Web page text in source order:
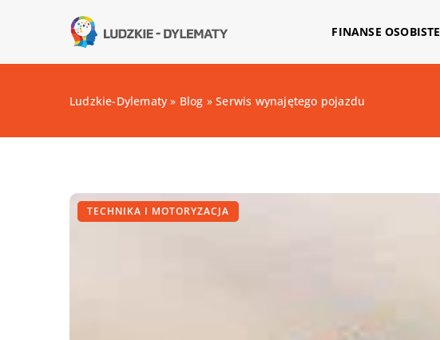
FINANSE OSOBISTE
Ludzkie-Dylematy » Blog »Serwis wynajętego pojazdu
TECHNIKA I MOTORYZACJA